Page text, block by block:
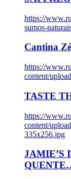
https://
sumos-
Cantina
https://
content/
TASTE
https://
content/
335x256.jpg
JAMIE’S